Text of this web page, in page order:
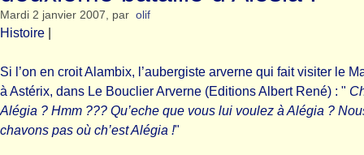
Mardi 2 janvier 2007, par olif
Histoire
Si l’on en croit Alambix, l’aubergiste arverne qui fait visiter le
à Astérix, dans Le Bouclier Arverne (Editions Albert René) : "
Alégia ? Hmm ??? Qu’eche que vous lui voulez à Alégia ?
chavons pas où ch’est Alégia !"